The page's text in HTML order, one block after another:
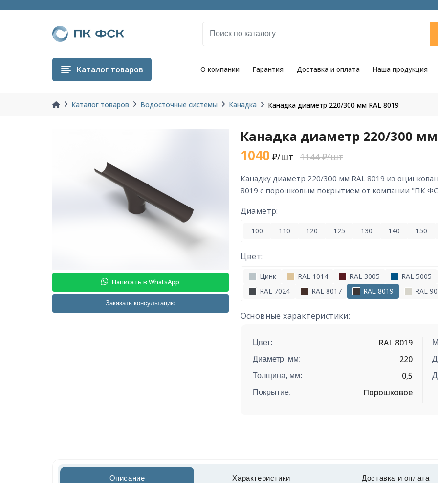
Каталог товаров О компании Гарантия Доставка и оплата Наша продукция
Каталог товаров Водосточные системы Канадка Канадка диаметр 220/300 мм RAL 8019
Написать в WhatsApp
Заказать консультацию
Канадка диаметр 220/300 мм
1040 ₽/шт 1144 ₽/шт
канадку диаметр 220/300 мм RAL 8019 из оцинкованной стали цвета RAL
8019 с порошковым покрытием от компании "ПК
Диаметр:
100 110 120 125 130 140 150
Цвет:
Цинк RAL 1014 RAL 3005 RAL 5005
RAL 7024
RAL 8017 RAL 8019 RAL
Основные характеристики:
Цвет: RAL 8019
Диаметр, мм: 220
Толщина, мм: 0,5
Покрытие: Порошковое
Описание Характеристики Доставка и оплата